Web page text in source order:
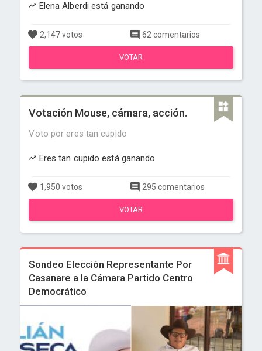
Elena Alberdi está ganando
2,147 votos 62 comentarios
VOTAR
Votación Mouse, cámara, acción.
Voto por eres tan cupido
Eres tan cupido está ganando
1,950 votos 295 comentarios
VOTAR
Sondeo Elección Representante Por
Casanare a la Cámara Partido Centro
Democrático